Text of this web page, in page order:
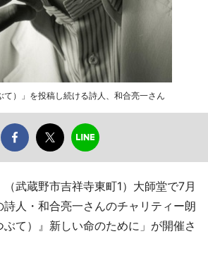
て）」を投稿し続ける詩人、和合亮一さん
武蔵野市吉祥寺東町1）大師堂で7月
詩人・和合亮一さんのチャリティー朗
て）』新しい命のために」が開催さ